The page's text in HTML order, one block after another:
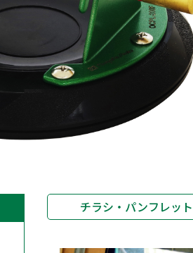
チラシ・パンフレット